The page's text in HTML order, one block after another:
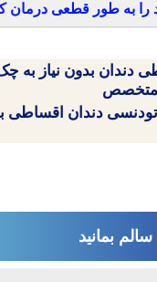
را به طور قطعی درمان
دندان بدون نیاز به
متخصص
دندان اقساطی
سالم بمانید